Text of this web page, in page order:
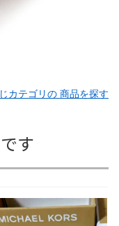
カテゴリの 商品を探す
す